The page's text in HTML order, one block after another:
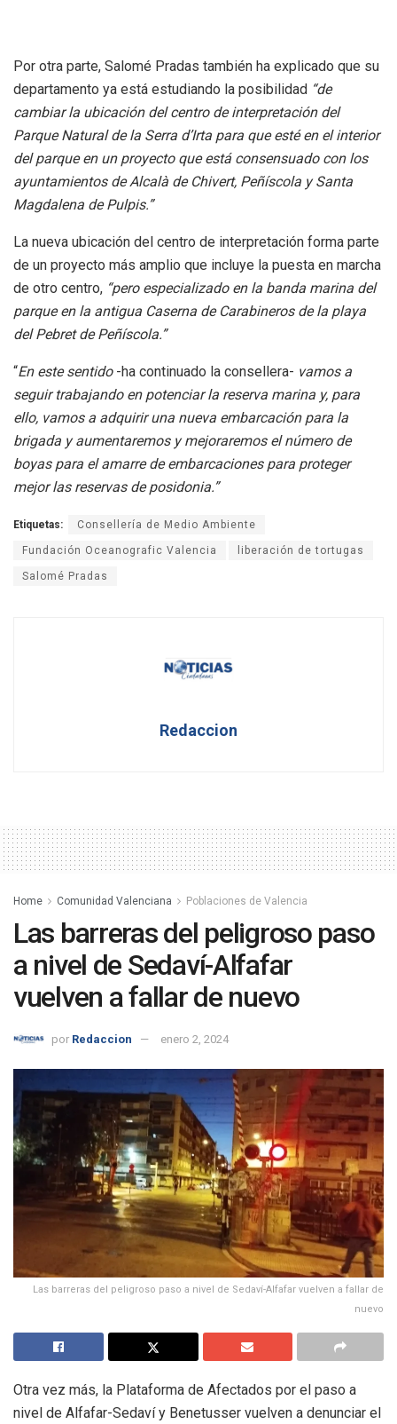
Por otra parte, Salomé Pradas también ha explicado que su
departamento ya está estudiando la posibilidad “de
cambiar la ubicación del centro de interpretación del
Parque Natural de la Serra d’Irta para que esté en el interior
del parque en un proyecto que está consensuado con los
ayuntamientos de Alcalà de Chivert, Peñíscola y Santa
Magdalena de Pulpis.”
La nueva ubicación del centro de interpretación forma parte
de un proyecto más amplio que incluye la puesta en marcha
de otro centro, “pero especializado en la banda marina del
parque en la antigua Caserna de Carabineros de la playa
del Pebret de Peñíscola.”
“En este sentido-ha continuado la consellera- vamos a
seguir trabajando en potenciar la reserva marina y, para
ello, vamos a adquirir una nueva embarcación para la
brigada y aumentaremos y mejoraremos el número de
boyas para el amarre de embarcaciones para proteger
mejor las reservas de posidonia.”
Etiquetas: Consellería de Medio Ambiente
Fundación Oceanografic Valencia liberación de tortugas
Salomé Pradas
Redaccion
Home Comunidad Valenciana Poblaciones de Valencia
Las barreras del peligroso paso
a nivel de Sedaví-Alfafar
vuelven a fallar de nuevo
por Redaccion enero 2, 2024
Las barreras del peligroso paso a nivel de Sedaví-Alfafar vuelven a fallar de
nuevo
Otra vez más, la Plataforma de Afectados por el paso a
nivel de Alfafar-Sedaví y Benetusser vuelven a denunciar el